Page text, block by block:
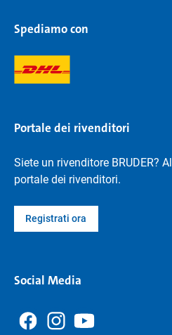
Spediamo con
Portale dei rivenditori
Siete un rivenditore BRUDER?
portale dei rivenditori.
Registrati ora
Social Media